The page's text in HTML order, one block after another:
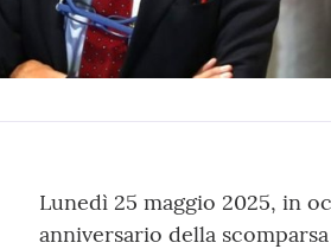
Contenuto
Lunedì 25 maggio 2025, in
anniversario della